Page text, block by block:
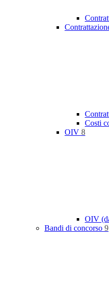
Costi
OIV 8
OIV
Bandi di concorso 9